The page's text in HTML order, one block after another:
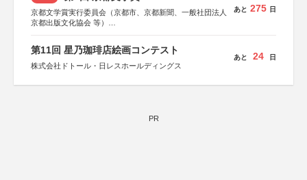
京都文学賞実行委員会（京都市、京都新聞、一般社団法人
京都出版文化協会 等）
KADOKAWA、河出書房新社、幻冬舎、講談社、光文社、
集英社、小学館、祥伝社、新潮社、淡交社、ちいさいミシ
マ社、徳間書店、早川書房、PHP研究所、双葉社、文藝春
あと 275 日
第11回 星乃珈琲店絵画コンテスト
株式会社ドトール・日レスホールディングス
あと 24 日
PR